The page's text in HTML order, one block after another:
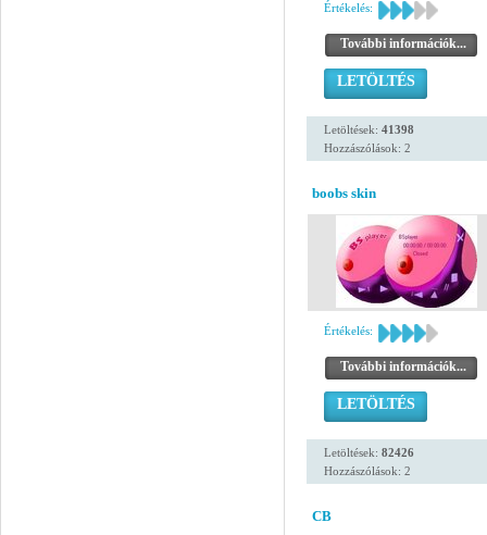
Értékelés:
További információk...
LETÖLTÉS
Letöltések: 41398
Hozzászólások: 2
boobs skin
Értékelés:
További információk...
LETÖLTÉS
Letöltések: 82426
Hozzászólások: 2
CB